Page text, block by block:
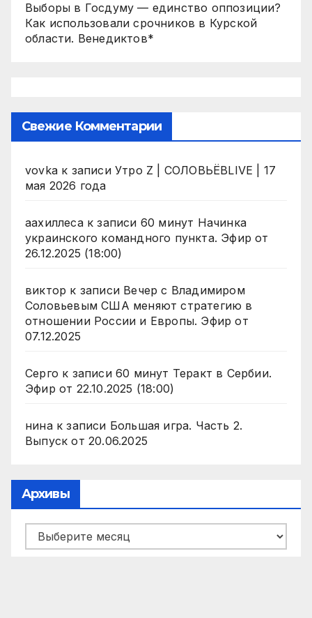
Выборы в Госдуму — единство оппозиции?
Как использовали срочников в Курской
области. Венедиктов*
Свежие Комментарии
vovka к записи Утро Z | СОЛОВЬЁВLIVE | 17
мая 2026 года
аахиллесак записи 60 минут Начинка
украинского командного пункта. Эфир от
26.12.2025 (18:00)
виктор к записи Вечер с Владимиром
Соловьевым США меняют стратегию в
отношении России и Европы. Эфир от
07.12.2025
Серго к записи 60 минут Теракт в Сербии.
Эфир от 22.10.2025 (18:00)
нинак записи Большая игра. Часть 2.
Выпуск от 20.06.2025
Архивы
Архивы